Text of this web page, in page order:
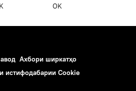
OK
Ахбори ширкатҳо
истифодабарии Cookie